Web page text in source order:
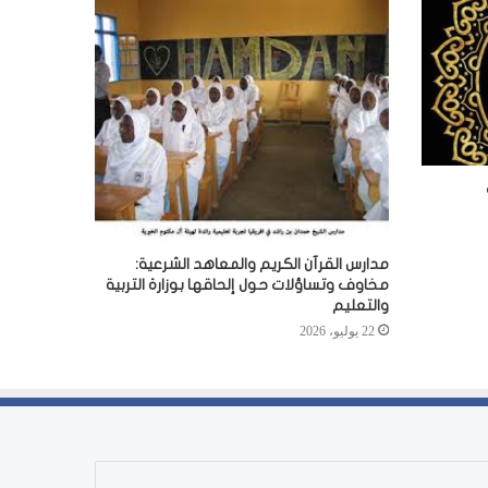
مدارس القرآن الكريم والمعاهد الشرعية:
مخاوف وتساؤلات حول إلحاقها بوزارة التربية
والتعليم
22 يوليو، 2026